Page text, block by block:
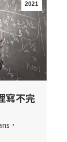
2021
寫不完